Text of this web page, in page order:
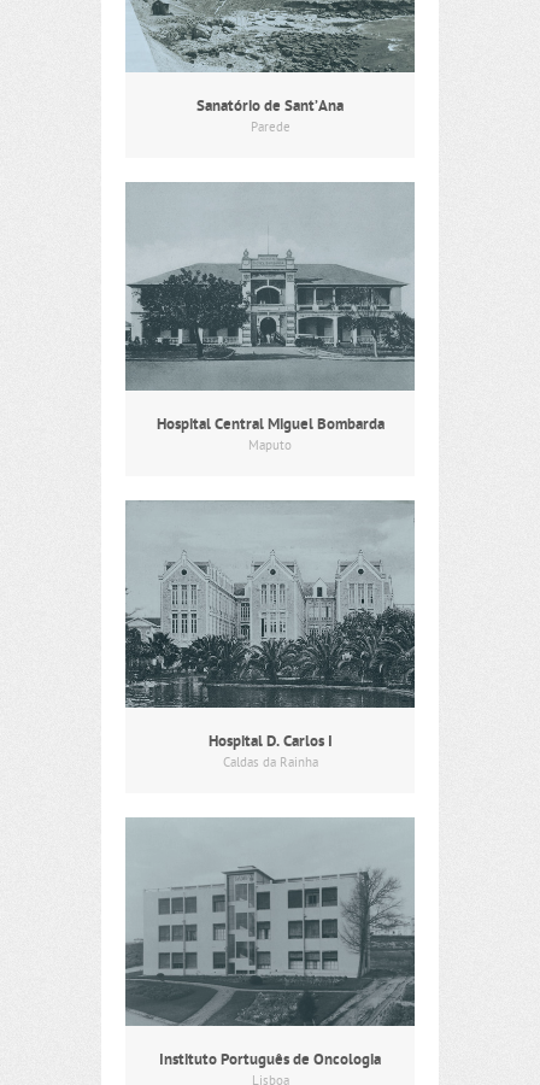
Sanatório de Sant’Ana
Parede
Hospital Central Miguel Bombarda
Maputo
Hospital D. Carlos I
Caldas da Rainha
Instituto Português de Oncologia